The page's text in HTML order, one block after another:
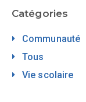
Catégories
Communauté
Tous
Vie scolaire